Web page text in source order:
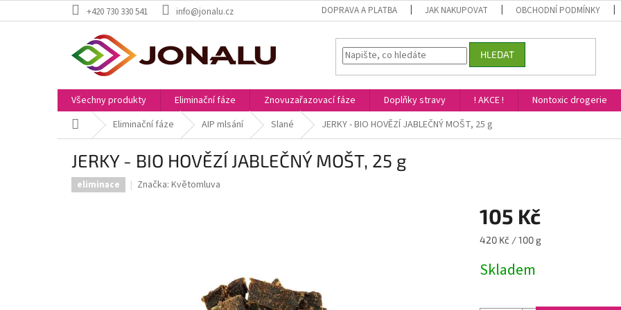
na
+420 730 330 541 info@jonalu.cz DOPRAVA A PLATBA JAK NAKUPOVAT OBCHODNÍ PODMÍNKY
HLEDAT
Všechny produkty Eliminační fáze Znovuzařazovací fáze Doplňky stravy ! AKCE ! Nontoxic drogerie
Domů Eliminační fáze AIP mlsání Slané JERKY - BIO HOVĚZÍ JABLEČNÝ MOŠT, 25 g
JERKY - BIO HOVĚZÍ JABLEČNÝ MOŠT, 25 g
eliminace Značka: Květomluva
105 Kč
Měrná
420 Kč / 100 g
Skladem